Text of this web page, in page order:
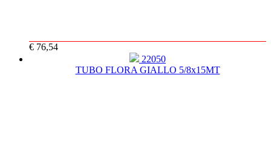
€ 76,54
22050
TUBO FLORA GIALLO 5/8x15MT